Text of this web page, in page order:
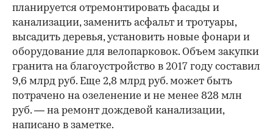
планируется отремонтировать фасады и
канализации, заменить асфальт и тротуары,
высадить деревья, установить новые фонари и
оборудование для велопарковок. Объем закупки
гранита на благоустройство в 2017 году составил
9,6 млрд руб. Еще 2,8 млрд руб. может быть
потрачено на озеленение и не менее 828 млн
руб. — на ремонт дождевой канализации,
написано в заметке.